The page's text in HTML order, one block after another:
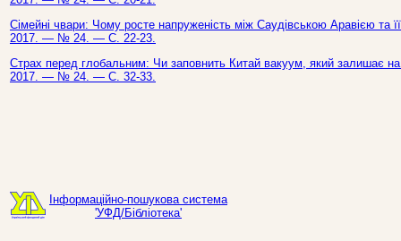
Сімейні чвари: Чому росте напруженість між Саудівською Аравією
2017. — № 24. — С. 22-23.
Страх перед глобальним: Чи заповнить Китай вакуум, який залишає
2017. — № 24. — С. 32-33.
Інформаційно-пошукова система
'УФД/Бібліотека'